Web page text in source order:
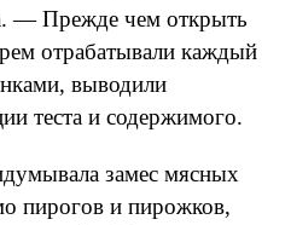
— Прежде чем открыть
отрабатывали каждый
выводили
теста и содержимого.
замес мясных
пирогов и пирожков,